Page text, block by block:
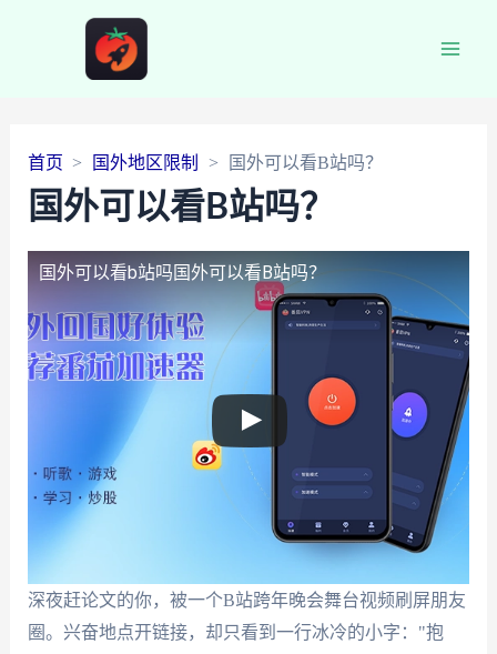
首页 国外地区限制 国外可以看B站吗？
国外可以看B站吗？
国外可以看b站吗国外可以看B站吗？
深夜赶论文的你，被一个B站跨年晚会舞台视频刷屏朋友
圈。兴奋地点开链接，却只看到一行冰冷的小字："抱